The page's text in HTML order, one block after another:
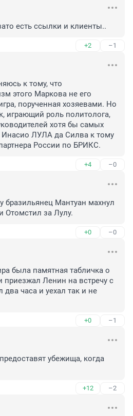
есть ссылки и клиенты..
+2 –1
к тому, что
этого Маркова не его
порученная хозяевами. Но
играющий роль политолога,
хотя бы самых
Инасио ЛУЛА да Силва к тому
России по БРИКС.
+4 –0
бразильянец Мантуан махнул
Отомстил за Лулу.
+0 –0
была памятная табличка о
Ленин на встречу с
часа и уехал так и не
+0 –1
убежища, когда
+12 –2